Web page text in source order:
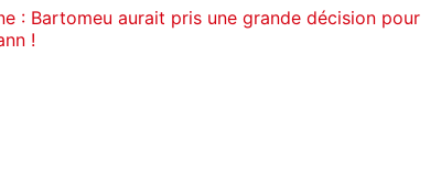
: Bartomeu aurait pris une grande décision pour
!